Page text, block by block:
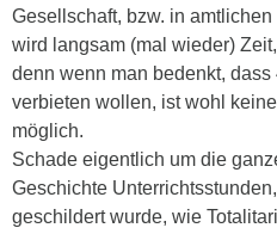
Gesellschaft, bzw. in
wird langsam (mal wieder)
denn wenn man bedenkt,
verbieten wollen, ist wohl
möglich.
Schade eigentlich um die
Geschichte
geschildert wurde, wie